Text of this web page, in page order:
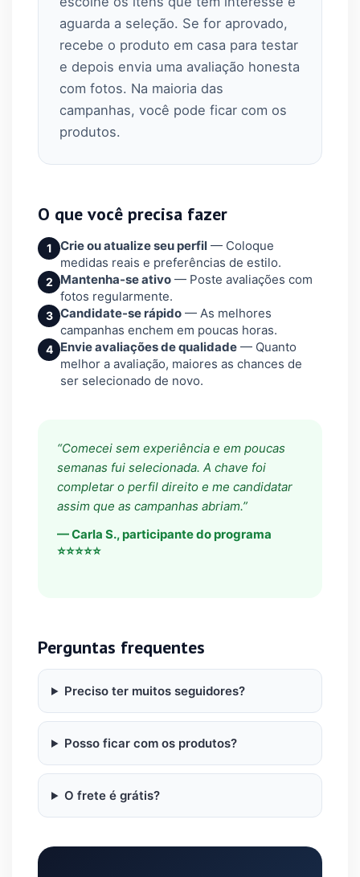
aguarda a seleção. Se for aprovado,
recebe o produto em casa para testar
e depois envia uma avaliação honesta
com fotos. Na maioria das
campanhas, você pode ficar com os
produtos.
O que você precisa fazer
1 Crie ou atualize seu perfil — Coloque
medidas reais e preferências de estilo.
2 Mantenha-se ativo — Poste avaliações com
fotos regularmente.
3 Candidate-se rápido — As melhores
campanhas enchem em poucas horas.
4 Envie avaliações de qualidade — Quanto
melhor a avaliação, maiores as chances de
ser selecionado de novo.
“Comecei sem experiência e em poucas
semanas fui selecionada. A chave foi
completar o perfil direito e me candidatar
assim que as campanhas abriam.”
— Carla S., participante do programa
⭐⭐⭐⭐⭐
Perguntas frequentes
Preciso ter muitos seguidores?
Posso ficar com os produtos?
O frete é grátis?